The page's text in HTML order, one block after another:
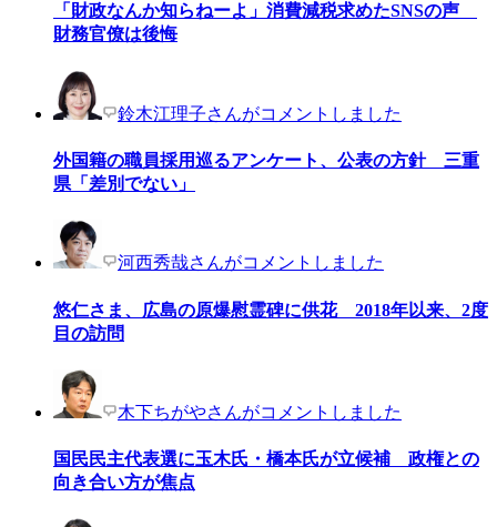
「財政なんか知らねーよ」消費減税求めたSNSの声
財務官僚は後悔
鈴木江理子さんがコメントしました
外国籍の職員採用巡るアンケート、公表の方針 三重
県「差別でない」
河西秀哉さんがコメントしました
悠仁さま、広島の原爆慰霊碑に供花 2018年以来、2度
目の訪問
木下ちがやさんがコメントしました
国民民主代表選に玉木氏・橋本氏が立候補 政権との
向き合い方が焦点